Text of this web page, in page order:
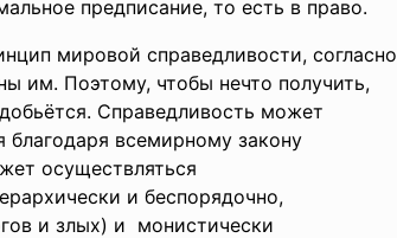
предписание, то есть в право.
мировой справедливости, согласно
им. Поэтому, чтобы нечто получить,
Справедливость может
всемирному закону
осуществляться
и беспорядочно,
и злых) и монистически